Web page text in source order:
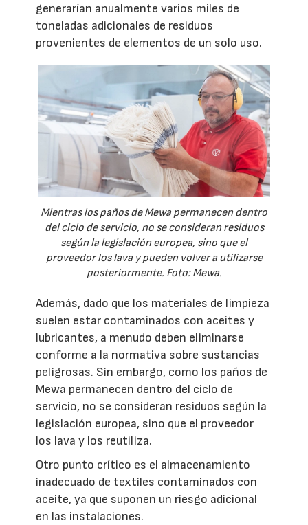
generarían anualmente varios miles de
toneladas adicionales de residuos
provenientes de elementos de un solo uso.
Mientras los paños de Mewa permanecen dentro
del ciclo de servicio, no se consideran residuos
según la legislación europea, sino que el
proveedor los lava y pueden volver a utilizarse
posteriormente. Foto: Mewa.
Además, dado que los materiales de limpieza
suelen estar contaminados con aceites y
lubricantes, a menudo deben eliminarse
conforme a la normativa sobre sustancias
peligrosas. Sin embargo, como los paños de
Mewa permanecen dentro del ciclo de
servicio, no se consideran residuos según la
legislación europea, sino que el proveedor
los lava y los reutiliza.
Otro punto crítico es el almacenamiento
inadecuado de textiles contaminados con
aceite, ya que suponen un riesgo adicional
en las instalaciones.